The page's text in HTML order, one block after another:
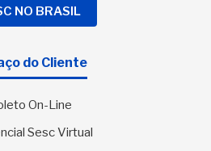
NO BRASIL
do Cliente
On-Line
Sesc Virtual